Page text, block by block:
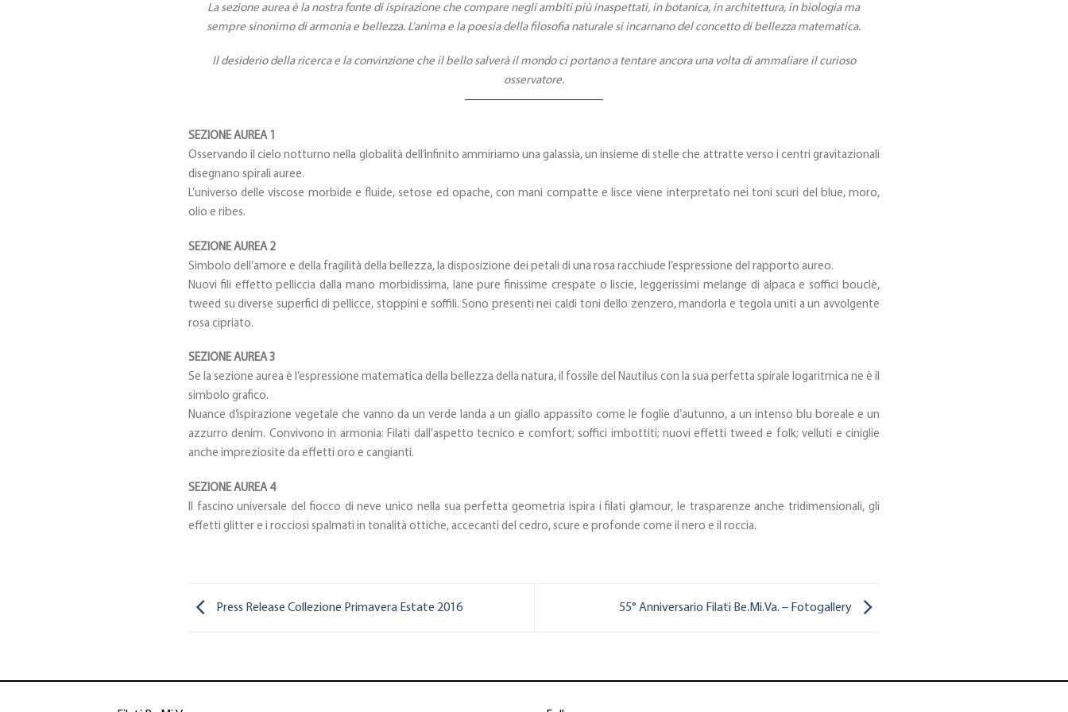
La sezione aurea è la nostra fonte di ispirazione che compare negli ambiti più inaspettati, in botanica, in architettura, in biologia ma
sempre sinonimo di armonia e bellezza. L’anima e la poesia della filosofia naturale si incarnano del concetto di bellezza matematica.
Il desiderio della ricerca e la convinzione che il bello salverà il mondo ci portano a tentare ancora una volta di ammaliare il curioso
osservatore.
SEZIONE AUREA 1
Osservando il cielo notturno nella globalità dell’infinito ammiriamo una galassia, un insieme di stelle che attratte verso i centri gravitazionali
disegnano spirali auree.
L’universo delle viscose morbide e fluide, setose ed opache, con mani compatte e lisce viene interpretato nei toni scuri del blue, moro,
olio e ribes.
SEZIONE AUREA 2
Simbolo dell’amore e della fragilità della bellezza, la disposizione dei petali di una rosa racchiude l’espressione del rapporto aureo.
Nuovi fili effetto pelliccia dalla mano morbidissima, lane pure finissime crespate o liscie, leggerissimi melange di alpaca e soffici bouclè,
tweed su diverse superfici di pellicce, stoppini e soffili. Sono presenti nei caldi toni dello zenzero, mandorla e tegola uniti a un avvolgente
rosa cipriato.
SEZIONE AUREA 3
Se la sezione aurea è l’espressione matematica della bellezza della natura, il fossile del Nautilus con la sua perfetta spirale logaritmica ne è il
simbolo grafico.
Nuance d’ispirazione vegetale che vanno da un verde landa a un giallo appassito come le foglie d’autunno, a un intenso blu boreale e un
azzurro denim. Convivono in armonia: Filati dall’aspetto tecnico e comfort; soffici imbottiti; nuovi effetti tweed e folk; velluti e ciniglie
anche impreziosite da effetti oro e cangianti.
SEZIONE AUREA 4
Il fascino universale del fiocco di neve unico nella sua perfetta geometria ispira i filati glamour, le trasparenze anche tridimensionali, gli
effetti glitter e i rocciosi spalmati in tonalità ottiche, accecanti del cedro, scure e profonde come il nero e il roccia.
Press Release Collezione Primavera Estate 2016 55° Anniversario Filati Be.Mi.Va. – Fotogallery